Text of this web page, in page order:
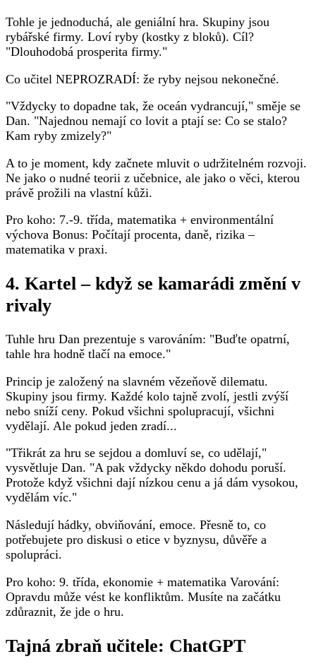
Tohle je jednoduchá, ale geniální hra. Skupiny jsou
rybářské firmy. Loví ryby (kostky z bloků). Cíl?
"Dlouhodobá prosperita firmy."
Co učitel NEPROZRADÍ: že ryby nejsou nekonečné.
"Vždycky to dopadne tak, že oceán vydrancují," směje se
Dan. "Najednou nemají co lovit a ptají se: Co se stalo?
Kam ryby zmizely?"
A to je moment, kdy začnete mluvit o udržitelném rozvoji.
Ne jako o nudné teorii z učebnice, ale jako o věci, kterou
právě prožili na vlastní kůži.
Pro koho: 7.-9. třída, matematika + environmentální
výchova Bonus: Počítají procenta, daně, rizika –
matematika v praxi.
4. Kartel – když se kamarádi změní v
rivaly
Tuhle hru Dan prezentuje s varováním: "Buďte opatrní,
tahle hra hodně tlačí na emoce."
Princip je založený na slavném vězeňově dilematu.
Skupiny jsou firmy. Každé kolo tajně zvolí, jestli zvýší
nebo sníží ceny. Pokud všichni spolupracují, všichni
vydělají. Ale pokud jeden zradí...
"Třikrát za hru se sejdou a domluví se, co udělají,"
vysvětluje Dan. "A pak vždycky někdo dohodu poruší.
Protože když všichni dají nízkou cenu a já dám vysokou,
vydělám víc."
Následují hádky, obviňování, emoce. Přesně to, co
potřebujete pro diskusi o etice v byznysu, důvěře a
spolupráci.
Pro koho: 9. třída, ekonomie + matematika Varování:
Opravdu může vést ke konfliktům. Musíte na začátku
zdůraznit, že jde o hru.
Tajná zbraň učitele: ChatGPT